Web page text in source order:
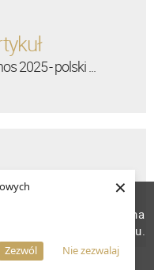
Nie zezwalaj
Zezwól
×
2025 - polski ...
pół ...
korzystamy z plików
iż wyrażasz zgodę na
w Twoim urządzeniu.
informacji